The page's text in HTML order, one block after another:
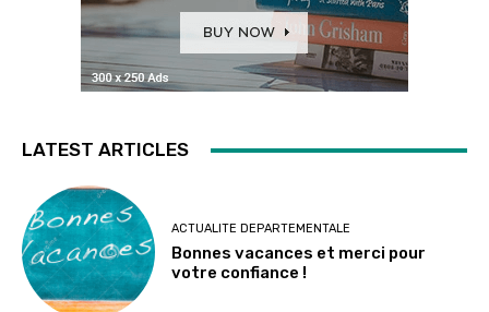
LATEST ARTICLES
ACTUALITE DEPARTEMENTALE
Bonnes vacances et merci pour
votre confiance !